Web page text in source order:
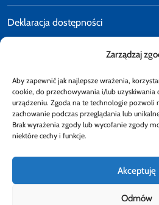
Zarządzaj
Aby zapewnić jak najlepsze wrażenia,
cookie, do przechowywania i/lub
urządzeniu. Zgoda na te technologie pozwoli
zachowanie podczas przeglądania lub
Brak wyrażenia zgody lub wycofanie zgody
niektóre cechy i funkcje.
Akceptuję
Odmów
Deklaracja dostępności
E-faktury
Dostępność